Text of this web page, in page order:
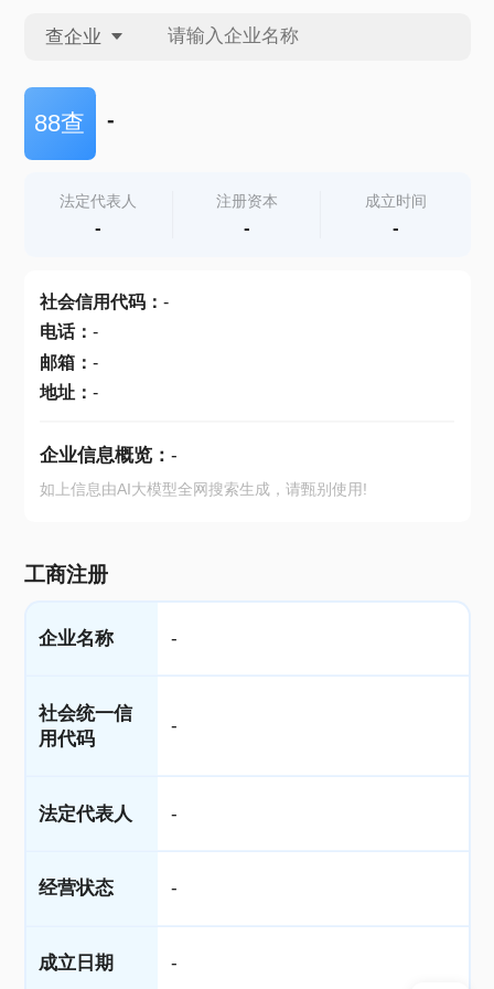
查企业
查企业
查产地
88查 -
法定代表人
-
注册资本
-
成立时间
-
社会信用代码： -
电话： -
邮箱： -
地址： -
企业信息概览： -
如上信息由AI大模型全网搜索生成，请甄别使用!
工商注册
企业名称 -
社会统一信
用代码
-
法定代表人 -
经营状态 -
成立日期 -